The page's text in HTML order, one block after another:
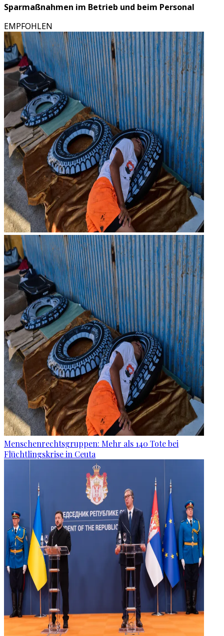
Sparmaßnahmen im Betrieb und beim Personal
EMPFOHLEN
Menschenrechtsgruppen: Mehr als 140 Tote bei
Flüchtlingskrise in Ceuta